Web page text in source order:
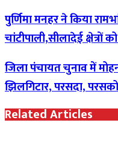
पुर्णिमा मनहर ने किया
चांटीपाली,सीलादेई क्षेत्रों
जिला पंचायत चुनाव में
झिलगिटार, परसदा,
Related Articles